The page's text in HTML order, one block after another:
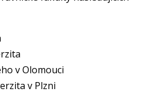
v Olomouci
v Plzni